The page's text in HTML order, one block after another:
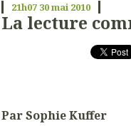
21h07 30mai 2010
La lecture
Par Sophie Kuffer